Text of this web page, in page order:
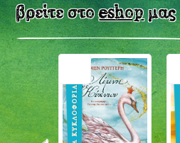
βρείτε στοeshopμας